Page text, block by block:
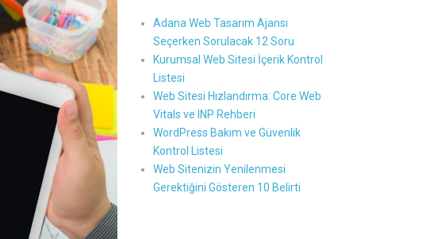
Adana Web Tasarım Ajansı
Seçerken Sorulacak 12 Soru
Kurumsal Web Sitesi İçerik Kontrol
Listesi
Web Sitesi Hızlandırma: Core Web
Vitals ve INP Rehberi
WordPress Bakım ve Güvenlik
Kontrol Listesi
Web Sitenizin Yenilenmesi
Gerektiğini Gösteren 10 Belirti